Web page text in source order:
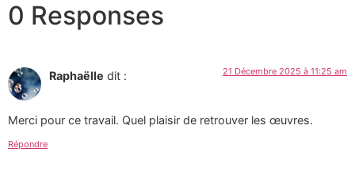
0 Responses
Raphaëlle dit : 21 Décembre 2025 à 11:25 am
Merci pour ce travail. Quel plaisir de retrouver les œuvres.
Répondre